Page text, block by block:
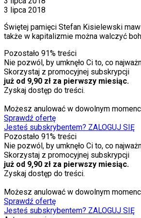
3 lipca 2018
Świętej pamięci Stefan Kisielewski
także w kapitalizmie można walczyć
Pozostało 91% treści
Nie pozwól, by umknęło Ci to, co
Skorzystaj z promocyjnej subskrypcji
już od 9,90 zł za pierwszy miesiąc.
Zyskaj dostęp do treści.
Możesz anulować w dowolnym
Sprawdź ofertę
Jesteś subskrybentem? ZALOGUJ SIĘ
Pozostało 91% treści
Nie pozwól, by umknęło Ci to, co
Skorzystaj z promocyjnej subskrypcji
już od 9,90 zł za pierwszy miesiąc.
Zyskaj dostęp do treści.
Możesz anulować w dowolnym
Sprawdź ofertę
Jesteś subskrybentem? ZALOGUJ SIĘ